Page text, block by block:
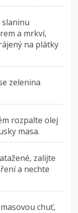
a mrkví,
na plátky
zelenina
rozpalte olej
masa.
zalijte
a nechte
chuť,